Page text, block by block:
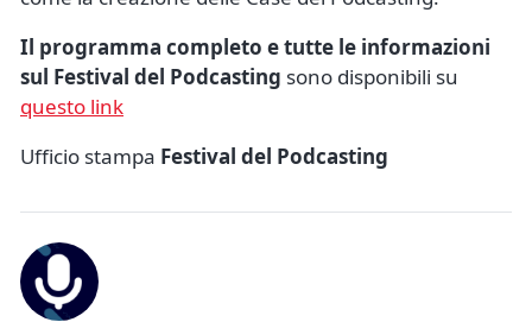
Il programma completo e tutte le informazioni
sul Festival del Podcasting sono disponibili su
questo link
Ufficio stampa Festival del Podcasting